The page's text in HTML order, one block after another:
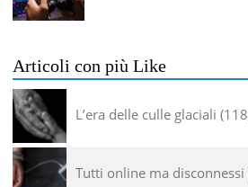
Articoli con più Like
L’era delle culle glaciali 118
Tutti online ma disconnessi